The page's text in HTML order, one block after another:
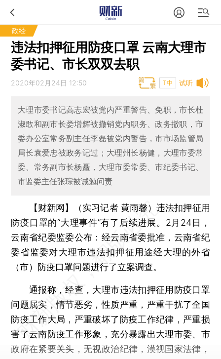
政经
违法扣押征用防疫口罩 云南大理市
委书记、市长双双去职
试听
2020年02月24日 12:50 T中
大理市委书记高志宏被党内严重警告、免职，市长杜
淑敢和副市长娄增辉被撤销党内职务、政务撤职，市
委办公室常务副主任李磊被党内警告，市市场监管局
局长袁爱忠被政务记过；大理州长杨健，大理市委常
委、常务副市长杨矗，大理市委常委、市纪委书记、
市监委主任张琮被诫勉问责
【财新网】（实习记者 黄雨馨）违法扣押征用
防疫口罩的“大理事件”有了后续进展。2月24日，
云南省纪委监委公布：经云南省委批准，云南省纪
委省监委对大理市违法扣押征用途经大理的外省
（市）防疫口罩问题进行了立案调查。
通报称，经查，大理市违法扣押征用防疫口罩
问题属实，情节恶劣，性质严重，严重干扰了全国
防疫工作大局，严重破坏了防疫工作纪律，严重损
害了云南防疫工作形象，充分暴露出大理市委、市
政府在紧要关头，无视政治纪律，漠视国家法律，